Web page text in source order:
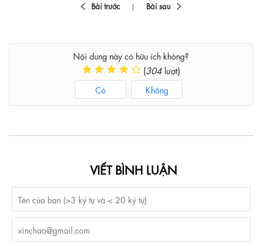
Bài trước Bài sau
Nội dung này có hữu ích không?
(304lượt)
Có Không
VIẾT BÌNH LUẬN